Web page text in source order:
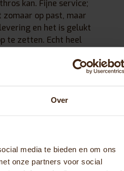
Over
media te bieden en om ons
onze partners voor social
kan. Fijne service;
op past, maar
en het is gelukt
te zetten. Echt heel
Ik ben er heel blij